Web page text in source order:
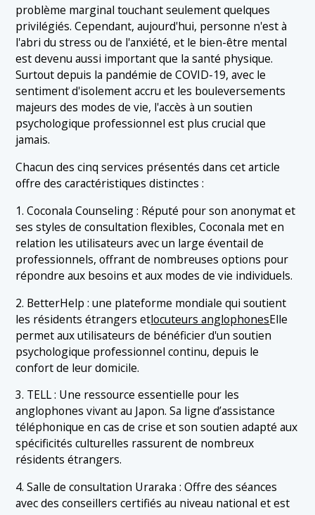
problème marginal touchant seulement quelques
privilégiés. Cependant, aujourd'hui, personne n'est à
l'abri du stress ou de l'anxiété, et le bien-être mental
est devenu aussi important que la santé physique.
Surtout depuis la pandémie de COVID-19, avec le
sentiment d'isolement accru et les bouleversements
majeurs des modes de vie, l'accès à un soutien
psychologique professionnel est plus crucial que
jamais.
Chacun des cinq services présentés dans cet article
offre des caractéristiques distinctes :
1. Coconala Counseling : Réputé pour son anonymat et
ses styles de consultation flexibles, Coconala met en
relation les utilisateurs avec un large éventail de
professionnels, offrant de nombreuses options pour
répondre aux besoins et aux modes de vie individuels.
2. BetterHelp : une plateforme mondiale qui soutient
les résidents étrangers etlocuteurs anglophonesElle
permet aux utilisateurs de bénéficier d'un soutien
psychologique professionnel continu, depuis le
confort de leur domicile.
3. TELL : Une ressource essentielle pour les
anglophones vivant au Japon. Sa ligne d’assistance
téléphonique en cas de crise et son soutien adapté aux
spécificités culturelles rassurent de nombreux
résidents étrangers.
4. Salle de consultation Uraraka : Offre des séances
avec des conseillers certifiés au niveau national et est